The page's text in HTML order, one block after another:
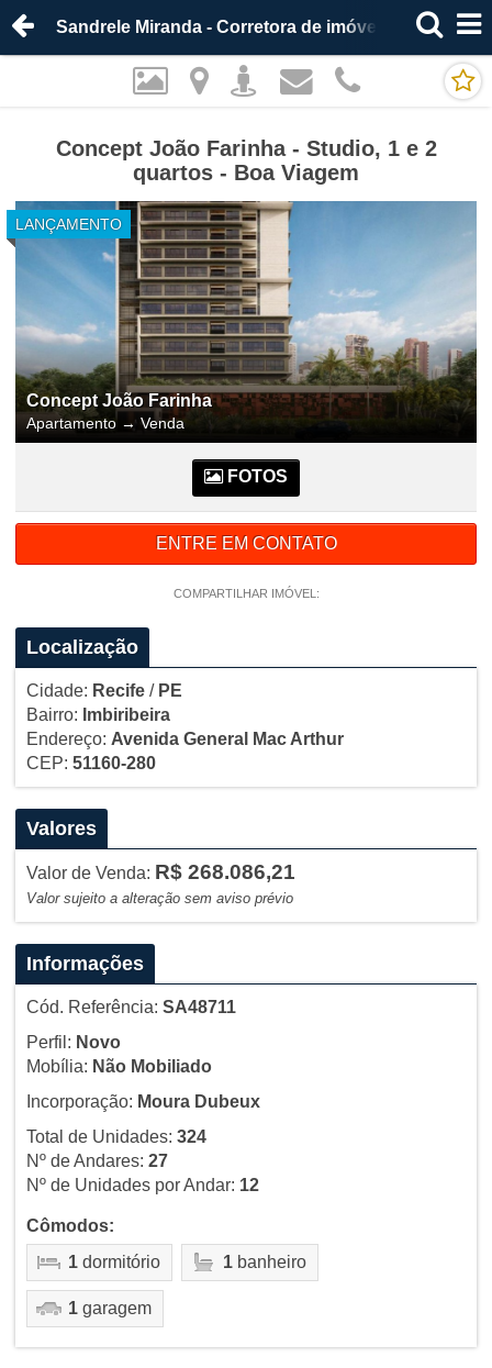
Sandrele Miranda - Corretora de imóveis
Concept João Farinha - Studio, 1 e 2
quartos - Boa Viagem
LANÇAMENTO
Concept João Farinha
Apartamento →Venda
FOTOS
ENTRE EM CONTATO
COMPARTILHAR IMÓVEL:
Localização
Cidade: Recife/ PE
Bairro: Imbiribeira
Endereço: Avenida General Mac Arthur
CEP: 51160-280
Valores
Valor de Venda: R$ 268.086,21
Valor sujeito a alteração sem aviso prévio
Informações
Cód. Referência: SA48711
Perfil: Novo
Mobília: Não Mobiliado
Incorporação: Moura Dubeux
Total de Unidades: 324
Nº de Andares: 27
Nº de Unidades por Andar: 12
Cômodos:
1dormitório 1banheiro
1garagem